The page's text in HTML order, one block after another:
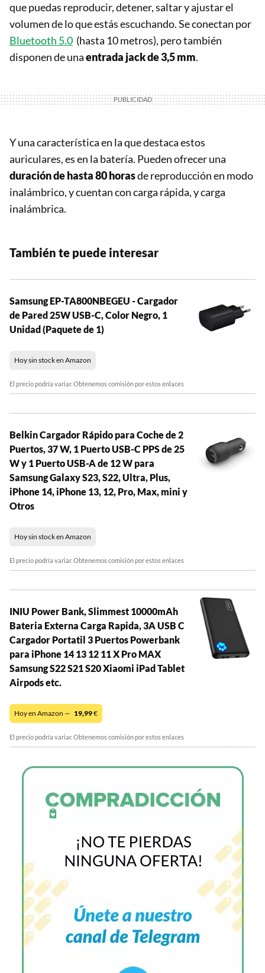
que puedas reproducir, detener, saltar y ajustar el
volumen de lo que estás escuchando. Se conectan por
Bluetooth 5.0 (hasta 10 metros), pero también
disponen de unaentrada jack de 3,5 mm.
Y una característica en la que destaca estos
auriculares, es en la batería. Pueden ofrecer una
duración de hasta 80 horasde reproducción en modo
inalámbrico, y cuentan con carga rápida, y carga
inalámbrica.
También te puede interesar
Samsung EP-TA800NBEGEU - Cargador
de Pared 25W USB-C, Color Negro, 1
Unidad (Paquete de 1)
Hoy sin stock en Amazon
El precio podría variar. Obtenemos comisión por estos enlaces
Belkin Cargador Rápido para Coche de 2
Puertos, 37 W, 1 Puerto USB-C PPS de 25
W y 1 Puerto USB-A de 12 W para
Samsung Galaxy S23, S22, Ultra, Plus,
iPhone 14, iPhone 13, 12, Pro, Max, mini y
Otros
Hoy sin stock en Amazon
El precio podría variar. Obtenemos comisión por estos enlaces
INIU Power Bank, Slimmest 10000mAh
Bateria Externa Carga Rapida, 3A USB C
Cargador Portatil 3 Puertos Powerbank
para iPhone 14 13 12 11 X Pro MAX
Samsung S22 S21 S20 Xiaomi iPad Tablet
Airpods etc.
Hoy en Amazon — 19,99€
El precio podría variar. Obtenemos comisión por estos enlaces